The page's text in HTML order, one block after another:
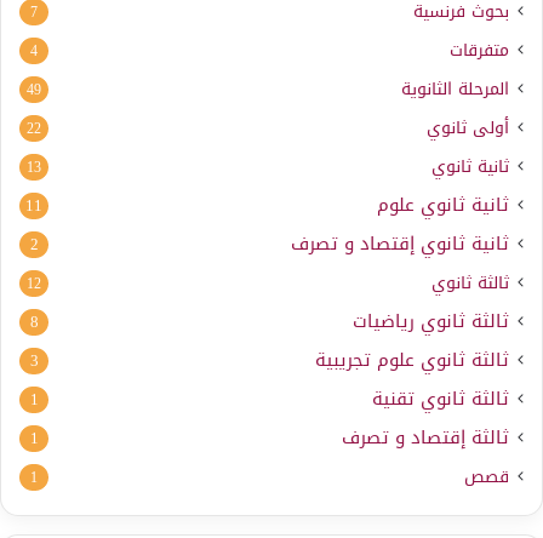
بحوث فرنسية 7
متفرقات 4
المرحلة الثانوية 49
أولى ثانوي 22
ثانية ثانوي 13
ثانية ثانوي علوم 11
ثانية ثانوي إقتصاد و تصرف 2
ثالثة ثانوي 12
ثالثة ثانوي رياضيات 8
ثالثة ثانوي علوم تجريبية 3
ثالثة ثانوي تقنية 1
ثالثة إقتصاد و تصرف 1
قصص 1